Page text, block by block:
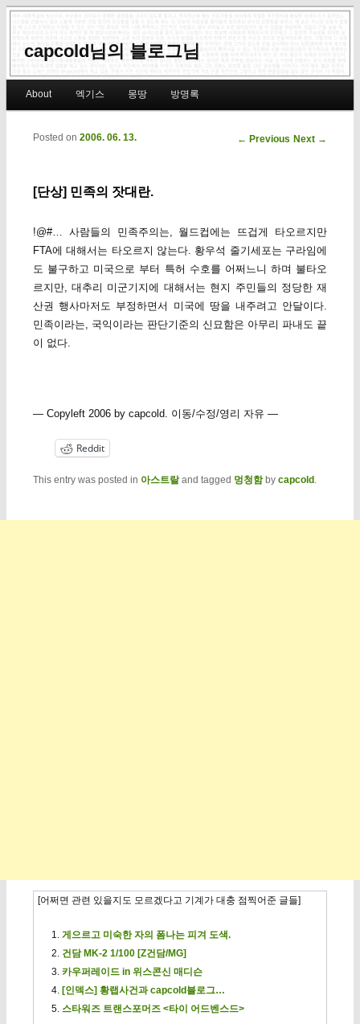
capcold님의 블로그님
Skip to primary content
Skip to secondary content
About 엑기스 몽땅 방명록
Post navigation
← Previous Next →
[단상] 민족의 잣대란.
Posted on 2006. 06. 13.
!@#… 사람들의 민족주의는, 월드컵에는 뜨겁게 타오르지만
FTA에 대해서는 타오르지 않는다. 황우석 줄기세포는 구라임에
도 불구하고 미국으로 부터 특허 수호를 어쩌느니 하며 불타오
르지만, 대추리 미군기지에 대해서는 현지 주민들의 정당한 재
산권 행사마저도 부정하면서 미국에 땅을 내주려고 안달이다.
민족이라는, 국익이라는 판단기준의 신묘함은 아무리 파내도 끝
이 없다.
— Copyleft 2006 by capcold. 이동/수정/영리 자유 —
Reddit
This entry was posted in 아스트랄and tagged 멍청함by capcold .
[어쩌면 관련 있을지도 모르겠다고 기계가 대충 점찍어준 글들]
게으르고 미숙한 자의 폼나는 피겨 도색.
건담 MK-2 1/100 [Z건담/MG]
카우퍼레이드 in 위스콘신 매디슨
[인덱스] 황랩사건과 capcold블로그…
스타워즈 트랜스포머즈 <타이 어드벤스드>